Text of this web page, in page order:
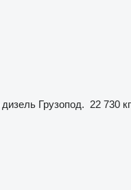
дизель Грузопод. 22 730 кг